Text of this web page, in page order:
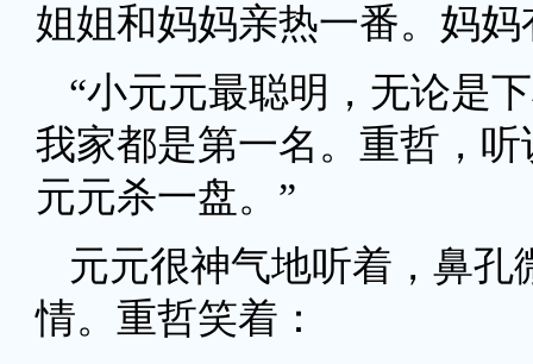
姐姐和妈妈亲热一番。妈
“小元元最聪明，无论是
我家都是第一名。重哲，
元元杀一盘。”
元元很神气地听着，鼻
情。重哲笑着：